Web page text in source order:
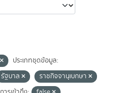
ประเภทชุดข้อมูล:
รัฐบาล
ราชกิจจานุเบกษา